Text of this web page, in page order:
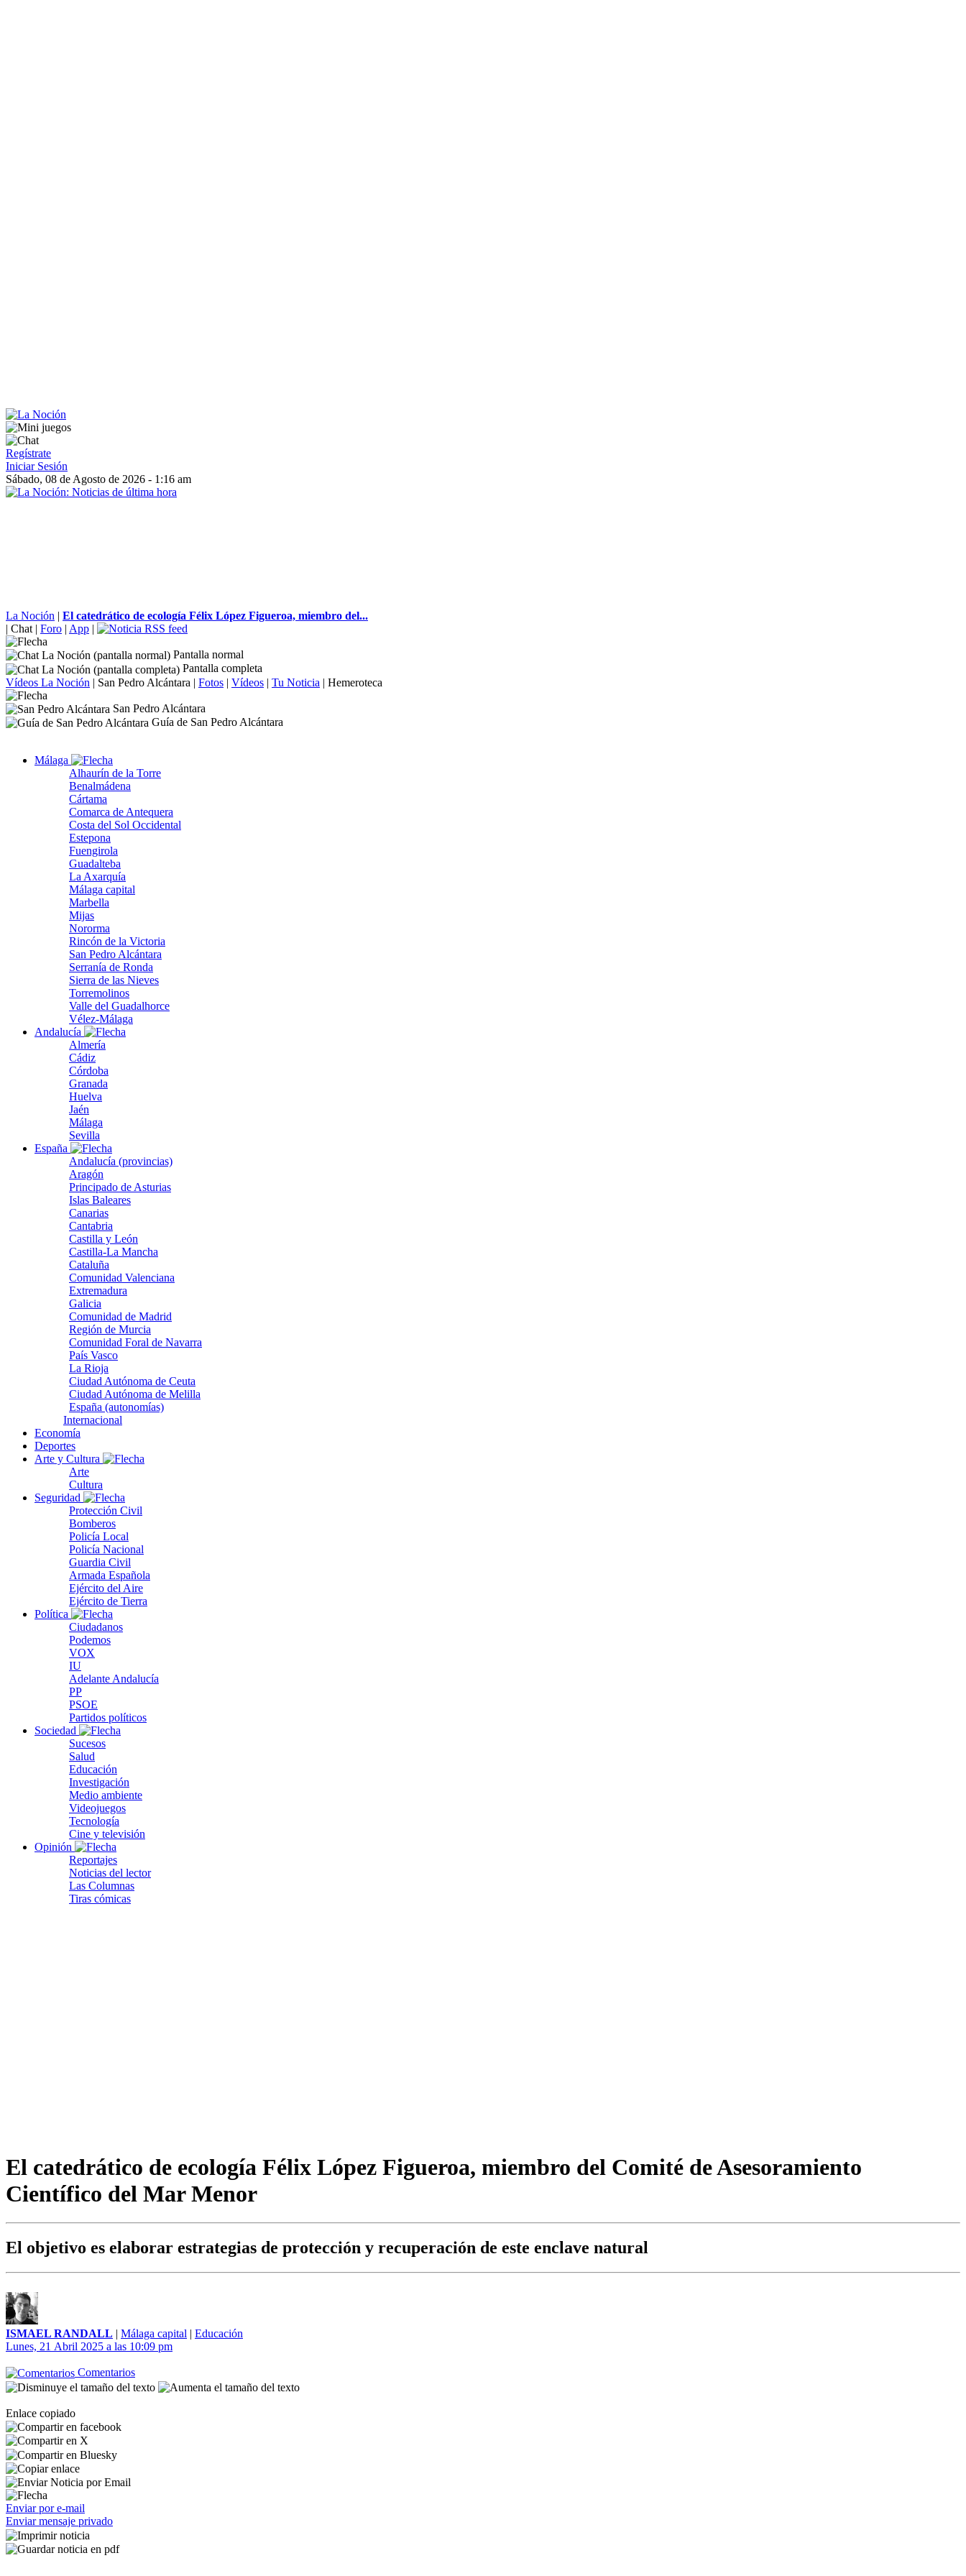
Regístrate
Iniciar Sesión
Sábado, 08 de Agosto de 2026 - 1:16 am
La Noción | El catedrático de ecología Félix López Figueroa, miembro del...
| Chat | Foro | App |
Pantalla normal
Pantalla completa
Vídeos La Noción | San Pedro Alcántara | Fotos | Vídeos | Tu Noticia | Hemeroteca
San Pedro Alcántara
Guía de San Pedro Alcántara
Málaga
Alhaurín de la Torre
Benalmádena
Cártama
Comarca de Antequera
Costa del Sol Occidental
Estepona
Fuengirola
Guadalteba
La Axarquía
Málaga capital
Marbella
Mijas
Nororma
Rincón de la Victoria
San Pedro Alcántara
Serranía de Ronda
Sierra de las Nieves
Torremolinos
Valle del Guadalhorce
Vélez-Málaga
Andalucía
Almería
Cádiz
Córdoba
Granada
Huelva
Jaén
Málaga
Sevilla
España
Andalucía (provincias)
Aragón
Principado de Asturias
Islas Baleares
Canarias
Cantabria
Castilla y León
Castilla-La Mancha
Cataluña
Comunidad Valenciana
Extremadura
Galicia
Comunidad de Madrid
Región de Murcia
Comunidad Foral de Navarra
País Vasco
La Rioja
Ciudad Autónoma de Ceuta
Ciudad Autónoma de Melilla
España (autonomías)
Internacional
Economía
Deportes
Arte y Cultura
Arte
Cultura
Seguridad
Protección Civil
Bomberos
Policía Local
Policía Nacional
Guardia Civil
Armada Española
Ejército del Aire
Ejército de Tierra
Política
Ciudadanos
Podemos
VOX
IU
Adelante Andalucía
PP
PSOE
Partidos políticos
Sociedad
Sucesos
Salud
Educación
Investigación
Medio ambiente
Videojuegos
Tecnología
Cine y televisión
Opinión
Reportajes
Noticias del lector
Las Columnas
Tiras cómicas
El catedrático de ecología Félix López Figueroa, miembro del Comité de Asesoramiento
Científico del Mar Menor
El objetivo es elaborar estrategias de protección y recuperación de este enclave natural
ISMAEL RANDALL | Málaga capital | Educación
Lunes, 21 Abril 2025 a las 10:09 pm
Comentarios
Enlace copiado
Enviar por e-mail
Enviar mensaje privado